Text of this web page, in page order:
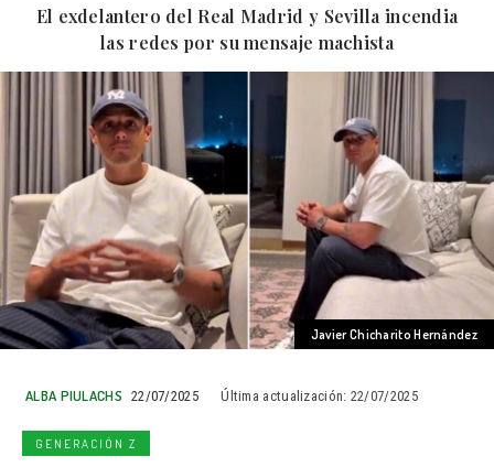
El exdelantero del Real Madrid y Sevilla incendia
las redes por su mensaje machista
Javier Chicharito Hernández
ALBA PIULACHS 22/07/2025 Última actualización: 22/07/2025
GENERACIÓN Z